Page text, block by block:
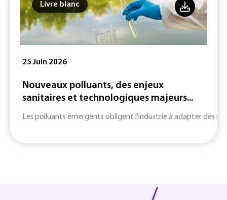
Livre blanc
25 Juin 2026
Nouveaux polluants, des enjeux
sanitaires et technologiques majeurs...
Les polluants émergents obligent l'industrie à adapter des